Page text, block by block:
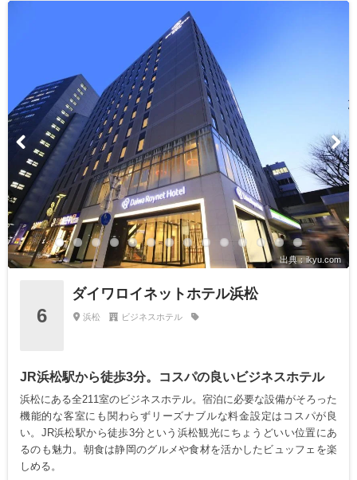
出典：ikyu.com
6
ダイワロイネットホテル浜松
浜松 ビジネスホテル
JR浜松駅から徒歩3分。コスパの良いビジネスホテル
浜松にある全211室のビジネスホテル。宿泊に必要な設備がそろった
機能的な客室にも関わらずリーズナブルな料金設定はコスパが良
い。JR浜松駅から徒歩3分という浜松観光にちょうどいい位置にあ
るのも魅力。朝食は静岡のグルメや食材を活かしたビュッフェを楽
しめる。